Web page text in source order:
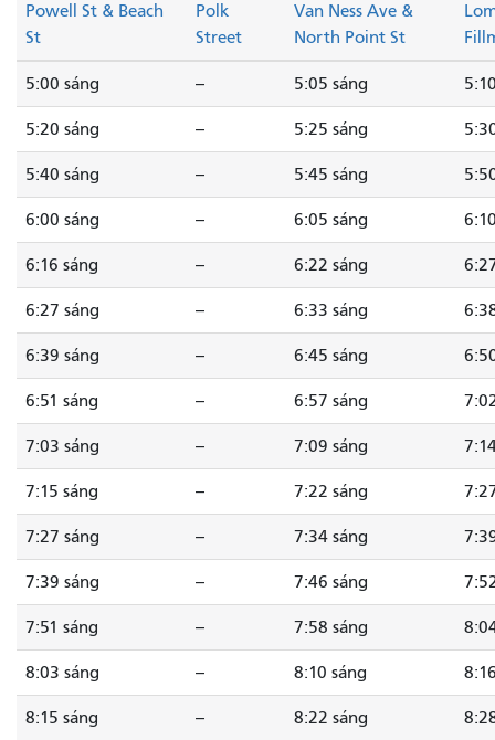
Powell St & Beach
St
Polk
Street
Van Ness Ave &
North Point St
5:00 sáng -- 5:05 sáng
5:20 sáng -- 5:25 sáng
5:40 sáng -- 5:45 sáng
6:00 sáng -- 6:05 sáng
6:16 sáng -- 6:22 sáng
6:27 sáng -- 6:33 sáng
6:39 sáng -- 6:45 sáng
6:51 sáng -- 6:57 sáng
7:03 sáng -- 7:09 sáng
7:15 sáng -- 7:22 sáng
7:27 sáng -- 7:34 sáng
7:39 sáng -- 7:46 sáng
7:51 sáng -- 7:58 sáng
8:03 sáng -- 8:10 sáng
8:15 sáng -- 8:22 sáng